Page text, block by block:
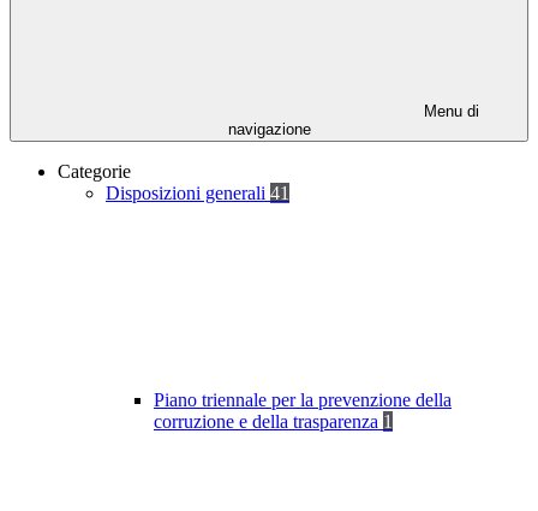
Menu di
navigazione
Categorie
Disposizioni generali 41
Piano triennale per la prevenzione della
corruzione e della trasparenza 1